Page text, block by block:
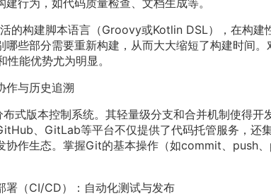
行为，如代码质量检查、文档生成等。
的构建脚本语言（Groovy或Kotlin DSL），在构
哪些部分需要重新构建，从而大大缩短了构建时间
能优势尤为明显。
作与历史追溯
式版本控制系统。其轻量级分支和合并机制使得开
、GitLab等平台不仅提供了代码托管服务，还
协作生态。掌握Git的基本操作（如commit、push
署（CI/CD）：自动化测试与发布